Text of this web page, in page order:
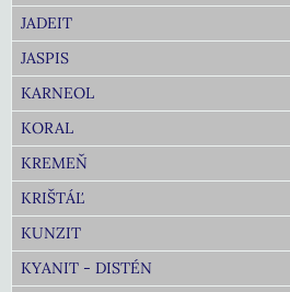
JADEIT
JASPIS
KARNEOL
KORAL
KREMEŇ
KRIŠTÁĽ
KUNZIT
KYANIT - DISTÉN